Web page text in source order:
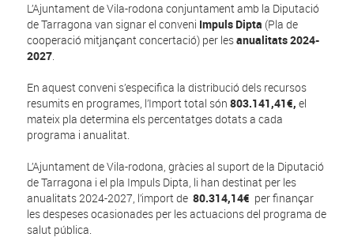
L’Ajuntament de Vila-rodona conjuntament amb la Diputació
de Tarragona van signar el conveni Impuls Dipta (Pla de
cooperació mitjançant concertació) per lesanualitats 2024-
2027.
En aquest conveni s’especifica la distribució dels recursos
resumits en programes, l’Import total són803.141,41€, el
mateix pla determina els percentatges dotats a cada
programa i anualitat.
L’Ajuntament de Vila-rodona, gràcies al suport de la Diputació
de Tarragona i el pla Impuls Dipta, li han destinat per les
anualitats 2024-2027, l’import de80.314,14€ per finançar
les despeses ocasionades per les actuacions del programa de
salut pública.